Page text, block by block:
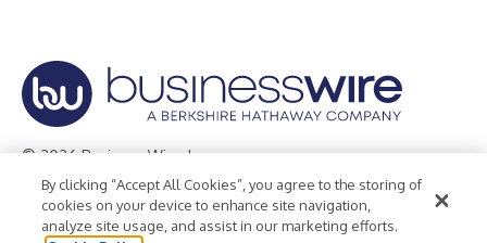
© 2026 Business Wire, Inc.
Privacy Policy Cookie Policy
Accessibility Statement
Terms of Use
Legal
By clicking “Accept All Cookies”, you agree to the storing of
cookies on your device to enhance site navigation,
analyze site usage, and assist in our marketing efforts.